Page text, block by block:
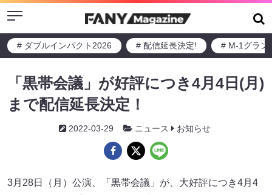
Menu
# ダブルインパクト2026 # 配信延長決定! # M-1グラン
「黒帯会議」が好評につき4月4日(月)
まで配信延長決定！
2022-03-29 ニュース お知らせ
3月28日（月）公演、「黒帯会議」が、大好評につき4月4